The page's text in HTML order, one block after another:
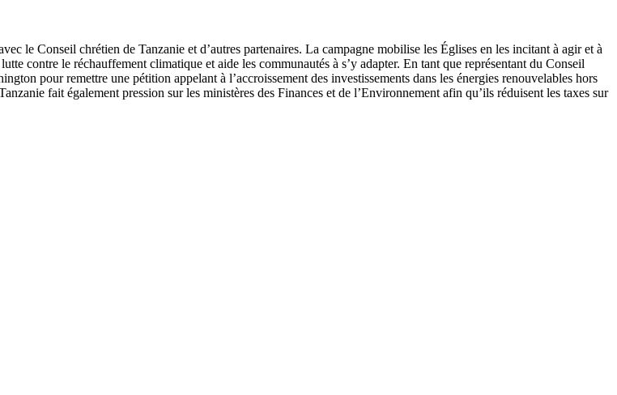
le Conseil chrétien de Tanzanie et d’autres partenaires. La campagne mobilise les Églises en les incitant à agir et à
contre le réchauffement climatique et aide les communautés à s’y adapter. En tant que représentant du Conseil
pour remettre une pétition appelant à l’accroissement des investissements dans les énergies renouvelables hors
fait également pression sur les ministères des Finances et de l’Environnement afin qu’ils réduisent les taxes sur